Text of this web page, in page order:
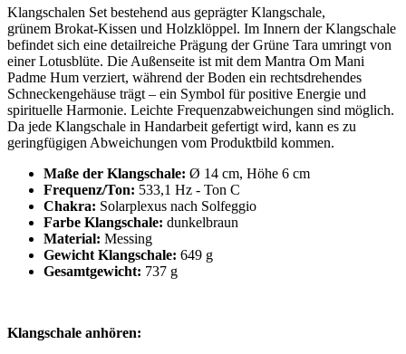
Klangschalen Set bestehend aus geprägter Klangschale,
grünem Brokat-Kissen und Holzklöppel. Im Innern der Klangschale
befindet sich eine detailreiche Prägung der Grüne Tara umringt von
einer Lotusblüte. Die Außenseite ist mit dem Mantra Om Mani
Padme Hum verziert, während der Boden ein rechtsdrehendes
Schneckengehäuse trägt – ein Symbol für positive Energie und
spirituelle Harmonie. Leichte Frequenzabweichungen sind möglich.
Da jede Klangschale in Handarbeit gefertigt wird, kann es zu
geringfügigen Abweichungen vom Produktbild kommen.
Maße der Klangschale: Ø 14 cm, Höhe 6 cm
Frequenz/Ton: 533,1 Hz - Ton C
Chakra: Solarplexus nach Solfeggio
Farbe Klangschale: dunkelbraun
Material: Messing
Gewicht Klangschale: 649 g
Gesamtgewicht: 737 g
Klangschale anhören: